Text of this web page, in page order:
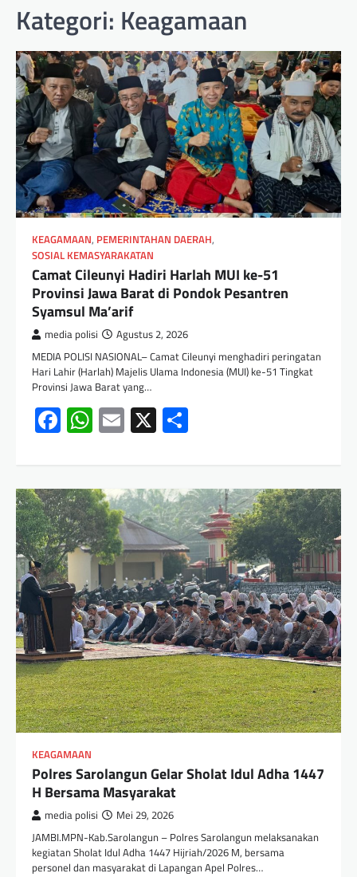
Kategori: Keagamaan
KEAGAMAAN, PEMERINTAHAN DAERAH,
SOSIAL KEMASYARAKATAN
Camat Cileunyi Hadiri Harlah MUI ke-51
Provinsi Jawa Barat di Pondok Pesantren
Syamsul Ma’arif
media polisi Agustus 2, 2026
MEDIA POLISI NASIONAL– Camat Cileunyi menghadiri peringatan
Hari Lahir (Harlah) Majelis Ulama Indonesia (MUI) ke-51 Tingkat
Provinsi Jawa Barat yang…
Facebook
WhatsApp
Email
X
KEAGAMAAN
Polres Sarolangun Gelar Sholat Idul Adha 1447
H Bersama Masyarakat
media polisi Mei 29, 2026
JAMBI.MPN-Kab.Sarolangun – Polres Sarolangun melaksanakan
kegiatan Sholat Idul Adha 1447 Hijriah/2026 M, bersama
personel dan masyarakat di Lapangan Apel Polres…